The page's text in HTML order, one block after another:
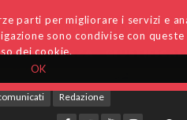
OK
parti per migliorare i servizi e
sono condivise con
dei cookie.
Redazione